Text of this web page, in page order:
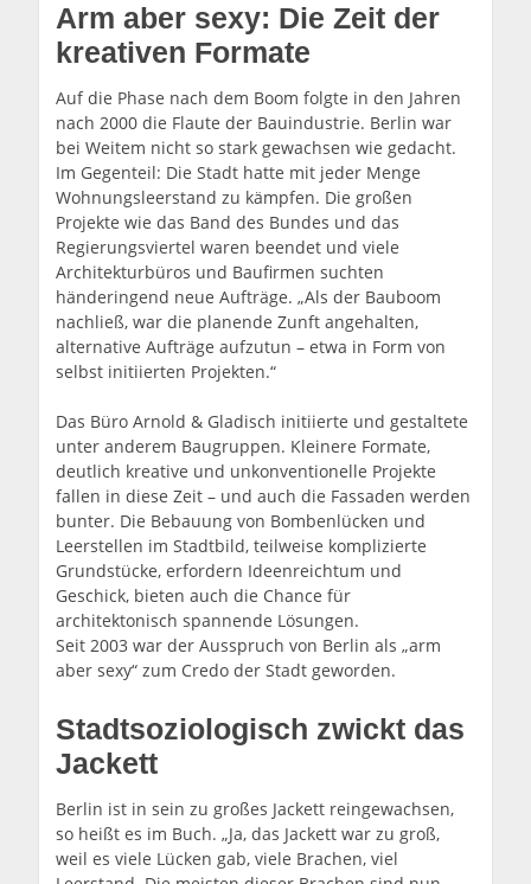
Arm aber sexy: Die Zeit der
kreativen Formate
Auf die Phase nach dem Boom folgte in den Jahren
nach 2000 die Flaute der Bauindustrie. Berlin war
bei Weitem nicht so stark gewachsen wie gedacht.
Im Gegenteil: Die Stadt hatte mit jeder Menge
Wohnungsleerstand zu kämpfen. Die großen
Projekte wie das Band des Bundes und das
Regierungsviertel waren beendet und viele
Architekturbüros und Baufirmen suchten
händeringend neue Aufträge. „Als der Bauboom
nachließ, war die planende Zunft angehalten,
alternative Aufträge aufzutun – etwa in Form von
selbst initiierten Projekten.“
Das Büro Arnold & Gladisch initiierte und gestaltete
unter anderem Baugruppen. Kleinere Formate,
deutlich kreative und unkonventionelle Projekte
fallen in diese Zeit – und auch die Fassaden werden
bunter. Die Bebauung von Bombenlücken und
Leerstellen im Stadtbild, teilweise komplizierte
Grundstücke, erfordern Ideenreichtum und
Geschick, bieten auch die Chance für
architektonisch spannende Lösungen.
Seit 2003 war der Ausspruch von Berlin als „arm
aber sexy“ zum Credo der Stadt geworden.
Stadtsoziologisch zwickt das
Jackett
Berlin ist in sein zu großes Jackett reingewachsen,
so heißt es im Buch. „Ja, das Jackett war zu groß,
weil es viele Lücken gab, viele Brachen, viel